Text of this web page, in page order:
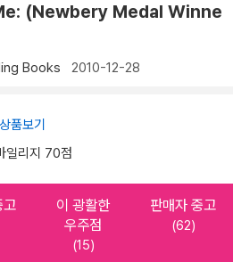
(Newbery Medal Winne
Books 2010-12-28
품보기
리지 70점
고
이 광활한
우주점
(15)
판매자 중고
(62)